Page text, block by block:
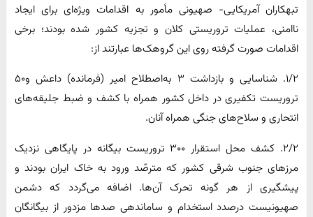
تبهکاران آمریکایی- صهیونی مأمور به اقدامات ویژه‌ای برای ایجاد
ناامنی، عملیات تروریستی کلان و تجزیه کشور شده بودند؛ برخی
اقدامات صورت گرفته روی این گروهک‌ها عبارتند از:
۱/۲. شناسایی و بازداشت ۳ به‌اصطلاح امیر (فرمانده) داعش و۵۰
تروریست تکفیری در داخل کشور همراه با کشف و ضبط جلیقه‌های
انتحاری و سلاح‌های جنگی همراه آنان.
۲/۲. کشف محل استقرار ۳۰۰ تروریست بیگانه در پایگاهی نزدیک
مرزهای جنوب شرقی کشور که مترصّد ورود به خاک ایران بودند و
پیشگیری از هر گونه تحرک آن‌ها. اضافه می‌گردد که دشمن
صهیونیست درصدد استخدام و ساماندهی صدها مزدور از بیگانگان